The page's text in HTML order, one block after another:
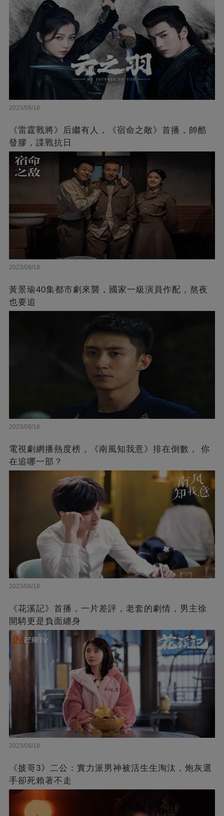
2023/09/18
《雷霆戰將》后繼有人，《宿命之敵》首播，帥酷
發膠，諜戰抗日
2023/09/18
黃景瑜40集都市劇來襲，國家一級演員作配，熬夜
也要追
2023/09/18
電視劇網播熱度榜，《南風知我意》排在倒數， 你
在追哪一部？
2023/09/18
《花溪記》首播，一片差評，老套的劇情，男主徐
開騁更是負面纏身
2023/09/18
《披哥3》二公：實力派男神被活生生淘汰，炮灰選
手卻死賴著不走